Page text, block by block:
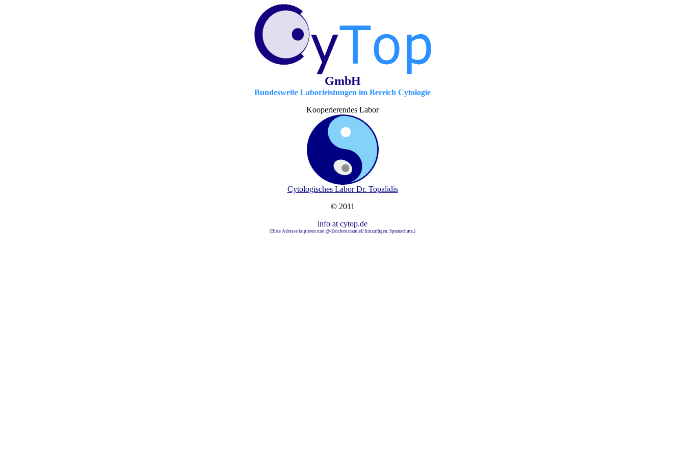
GmbH
Bundesweite Laborleistungen im Bereich Cytologie
Kooperierendes Labor
Cytologisches Labor Dr. Topalidis
©2011
info at cytop.de
(Bitte Adresse kopieren und @-Zeichen manuell hinzufügen. Spamschutz.)